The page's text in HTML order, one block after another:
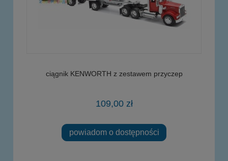
ciągnik KENWORTH z zestawem przyczep
109,00 zł
powiadom o dostępności